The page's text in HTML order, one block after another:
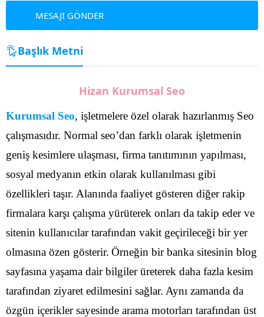
Başlık Metni
Hizan Kurumsal Seo
Kurumsal Seo, işletmelere özel olarak hazırlanmış Seo
çalışmasıdır. Normal seo’dan farklı olarak işletmenin
geniş kesimlere ulaşması, firma tanıtımının yapılması,
sosyal medyanın etkin olarak kullanılması gibi
özellikleri taşır. Alanında faaliyet gösteren diğer rakip
firmalara karşı çalışma yürüterek onları da takip eder ve
sitenin kullanıcılar tarafından vakit geçirileceği bir yer
olmasına özen gösterir. Örneğin bir banka sitesinin blog
sayfasına yaşama dair bilgiler üreterek daha fazla kesim
tarafından ziyaret edilmesini sağlar. Aynı zamanda da
özgün içerikler sayesinde arama motorları tarafından üst